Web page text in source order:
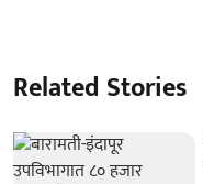
Related Stories